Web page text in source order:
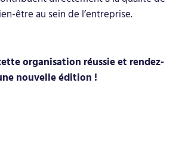
être au sein de l’entreprise.
organisation réussie et rendez-
nouvelle édition !